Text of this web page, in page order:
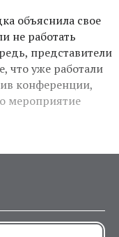
объяснила свое
не работать
представители
что уже работали
конференции,
мероприятие